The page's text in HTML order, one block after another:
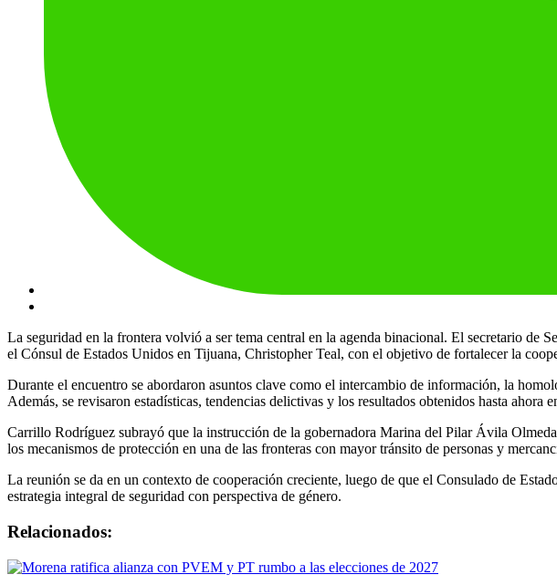
La seguridad en la frontera volvió a ser tema central en la agenda binacional. El secretario
el Cónsul de Estados Unidos en Tijuana, Christopher Teal, con el objetivo de fortalecer la
Durante el encuentro se abordaron asuntos clave como el intercambio de información, la
Además, se revisaron estadísticas, tendencias delictivas y los resultados obtenidos hasta ahora
Carrillo Rodríguez subrayó que la instrucción de la gobernadora Marina del Pilar Ávila
los mecanismos de protección en una de las fronteras con mayor tránsito de personas y
La reunión se da en un contexto de cooperación creciente, luego de que el Consulado de
estrategia integral de seguridad con perspectiva de género.
Relacionados: